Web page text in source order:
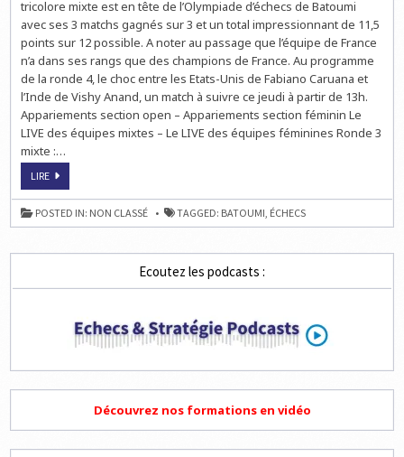
tricolore mixte est en tête de l’Olympiade d’échecs de Batoumi
avec ses 3 matchs gagnés sur 3 et un total impressionnant de 11,5
points sur 12 possible. A noter au passage que l’équipe de France
n’a dans ses rangs que des champions de France. Au programme
de la ronde 4, le choc entre les Etats-Unis de Fabiano Caruana et
l’Inde de Vishy Anand, un match à suivre ce jeudi à partir de 13h.
Appariements section open – Appariements section féminin Le
LIVE des équipes mixtes – Le LIVE des équipes féminines Ronde 3
mixte :…
LIREOLYMPIADE
DE
BATOUMI
POSTED IN: NON CLASSÉ TAGGED: BATOUMI ÉCHECS
Ecoutez les podcasts :
Découvrez nos formations en vidéo